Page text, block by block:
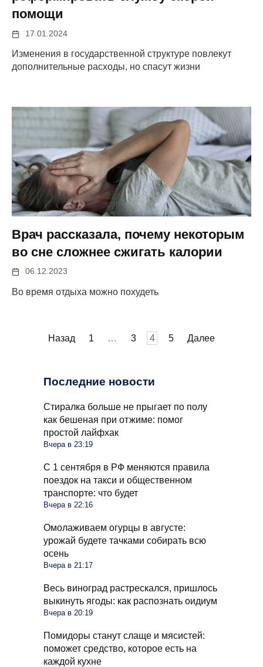
помощи
17.01.2024
Изменения в государственной структуре повлекут
дополнительные расходы, но спасут жизни
Врач рассказала, почему некоторым
во сне сложнее сжигать калории
06.12.2023
Во время отдыха можно похудеть
ПагинацияНазад 1 … 3 4 5 Далее
Последние новости
Стиралка больше не прыгает по полу
как бешеная при отжиме: помог
простой лайфхак
Вчера в 23:19
С 1 сентября в РФ меняются правила
поездок на такси и общественном
транспорте: что будет
Вчера в 22:16
Омолаживаем огурцы в августе:
урожай будете тачками собирать всю
осень
Вчера в 21:17
Весь виноград растрескался, пришлось
выкинуть ягоды: как распознать оидиум
Вчера в 20:19
Помидоры станут слаще и мясистей:
поможет средство, которое есть на
каждой кухне